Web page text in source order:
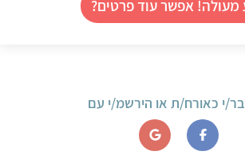
מעולה! אפשר עוד פרטים?
י כאורח/ת או הירשמ/י עם